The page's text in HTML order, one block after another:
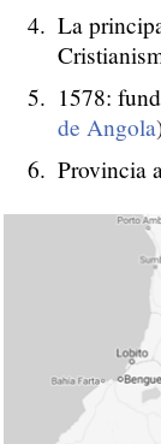
La
1578:
de Angola
Provincia